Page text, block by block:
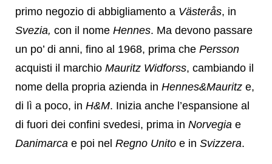
primo negozio di abbigliamento a Västerås, in
Svezia, con il nome Hennes. Ma devono passare
un po’ di anni, fino al 1968, prima che Persson
acquisti il marchio Mauritz Widforss, cambiando il
nome della propria azienda in Hennes&Mauritz e,
di lì a poco, in H&M. Inizia anche l’espansione al
di fuori dei confini svedesi, prima in Norvegia e
Danimarca e poi nel Regno Unito e in Svizzera.